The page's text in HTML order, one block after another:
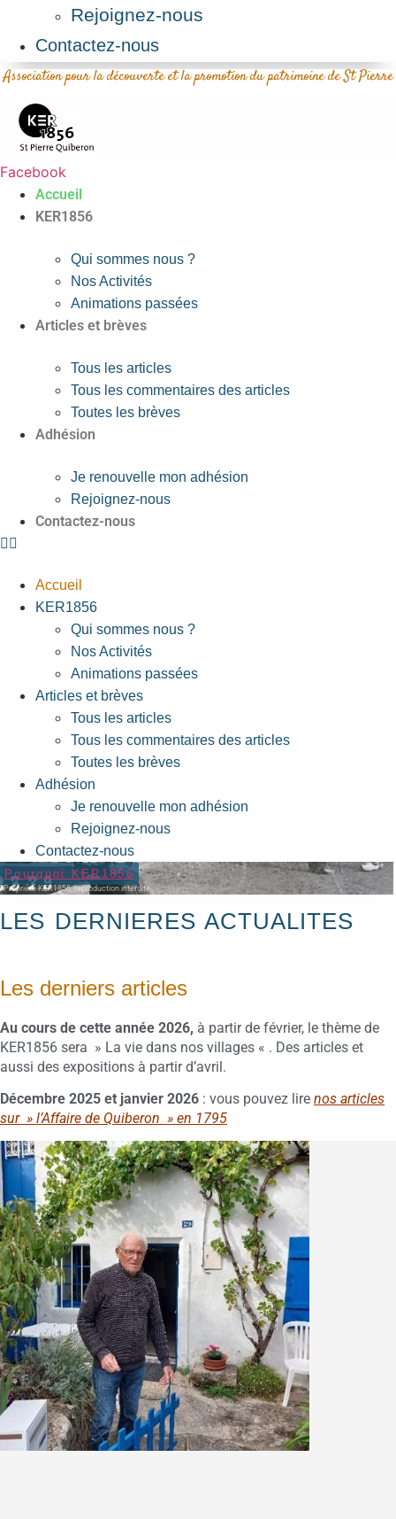
Rejoignez-nous
Contactez-nous
Association pour la découverte et la promotion du patrimoine de St Pierre
Facebook
Accueil
KER1856
Qui sommes nous ?
Nos Activités
Animations passées
Articles et brèves
Tous les articles
Tous les commentaires des articles
Toutes les brèves
Adhésion
Je renouvelle mon adhésion
Rejoignez-nous
Contactez-nous
Accueil
KER1856
Qui sommes nous ?
Nos Activités
Animations passées
Articles et brèves
Tous les articles
Tous les commentaires des articles
Toutes les brèves
Adhésion
Je renouvelle mon adhésion
Rejoignez-nous
Contactez-nous
Pourquoi KER1856
Propriété KER1856, reproduction interdite
LES DERNIERES ACTUALITES
Les derniers articles
Au cours de cette année 2026, à partir de février, le thème de
KER1856 sera » La vie dans nos villages « . Des articles et
aussi des expositions à partir d’avril.
Décembre 2025 et janvier 2026 : vous pouvez lire nos articles
sur » l’Affaire de Quiberon » en 1795